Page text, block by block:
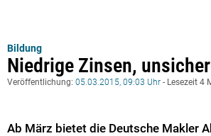
Bildung
Niedrige Zinsen,
Veröffentlichung: 05.03.2015, 09:03 Uhr - Lesezeit 4
Ab März bietet die Deutsche Makler